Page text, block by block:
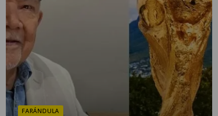
FARÁNDULA